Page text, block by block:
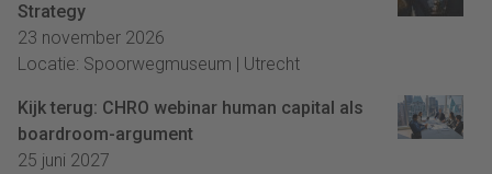
Strategy
23 november 2026
Locatie: Spoorwegmuseum | Utrecht
Kijk terug: CHRO webinar human capital als
boardroom-argument
25 juni 2027